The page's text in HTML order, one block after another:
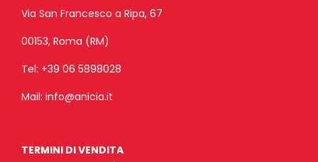
Via San Francesco a Ripa, 67
00153, Roma (RM)
Tel: +39 06 5898028
Mail: info@anicia.it
TERMINI DI VENDITA